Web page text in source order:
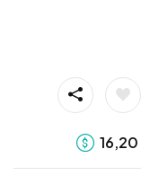
16,20